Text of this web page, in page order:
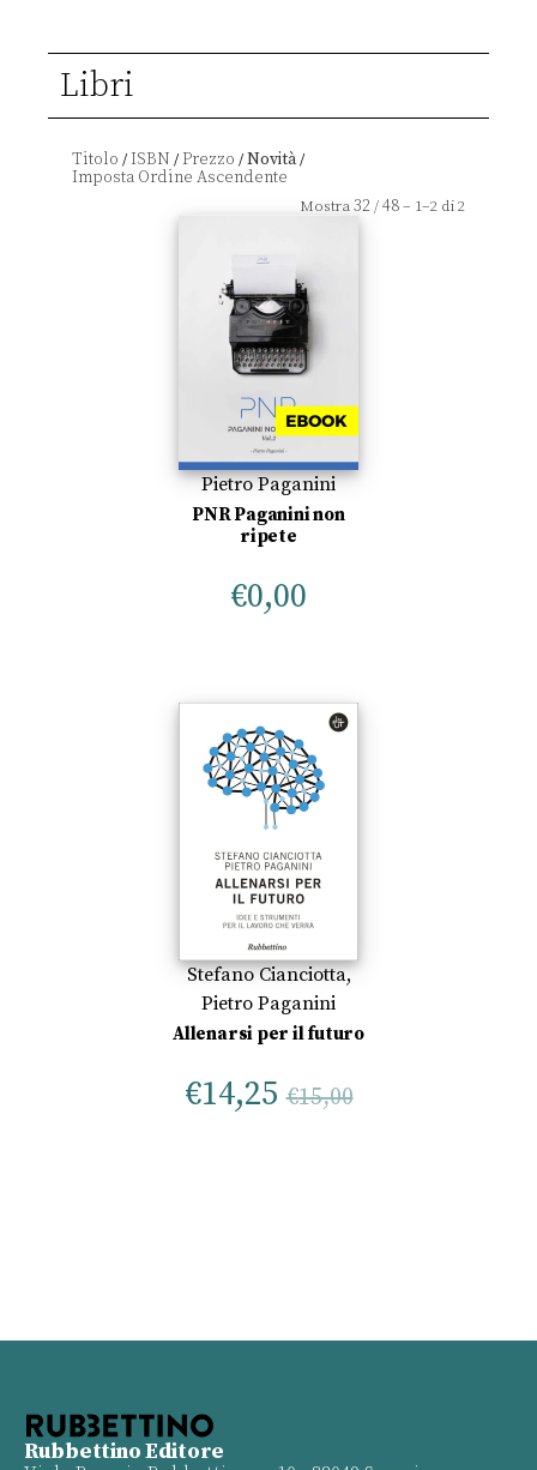
Libri
Titolo /ISBN /Prezzo /Novità/
Mostra32/48– 1–2 di 2
Pietro Paganini
PNR Paganini non
ripete
€0,00
Stefano Cianciotta,
Pietro Paganini
Allenarsi per il futuro
€14,25 €15,00
Rubbettino Editore